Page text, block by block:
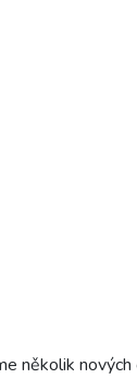
několik